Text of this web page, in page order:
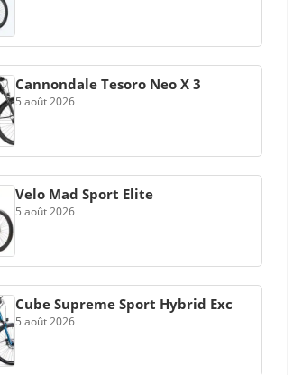
Cannondale Tesoro Neo X 3
5 août 2026
Velo Mad Sport Elite
5 août 2026
Cube Supreme Sport Hybrid Exc
5 août 2026